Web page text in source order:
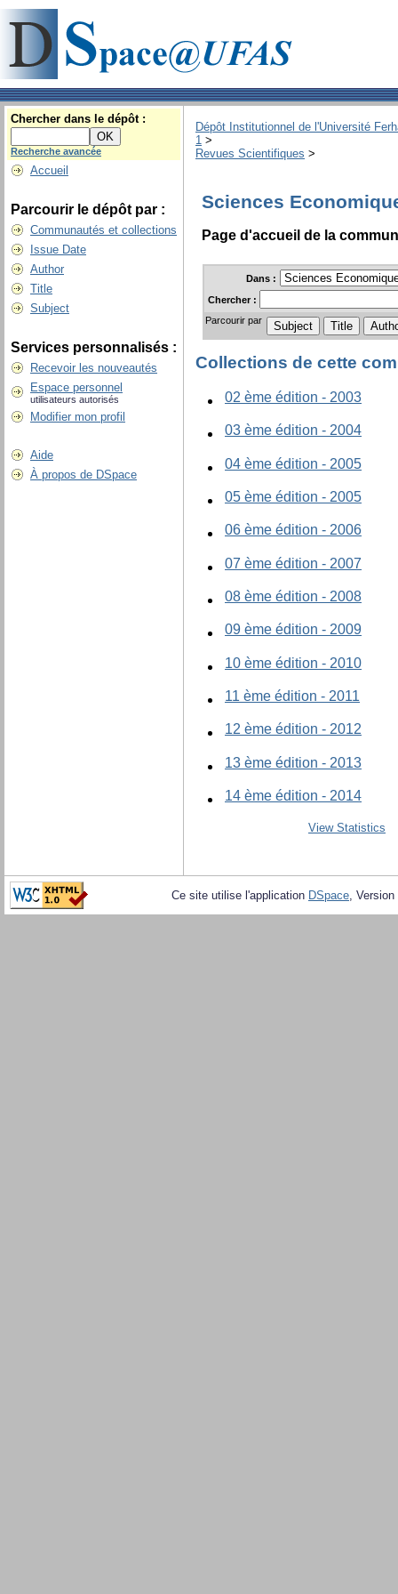
Chercher dans le dépôt :
Recherche avancée
Accueil
Parcourir le dépôt par :
Communautés et collections
Issue Date
Author
Title
Subject
Services personnalisés :
Recevoir les nouveautés
Espace personnel
utilisateurs autorisés
Modifier mon profil
Aide
À propos de DSpace
Dépôt Institutionnel de l'Université
1 >
Revues Scientifiques >
Sciences
Page d'accueil de la
Dans :
Chercher :
Parcourir par
Collections de cette
02 ème édition - 2003
03 ème édition - 2004
04 ème édition - 2005
05 ème édition - 2005
06 ème édition - 2006
07 ème édition - 2007
08 ème édition - 2008
09 ème édition - 2009
10 ème édition - 2010
11 ème édition - 2011
12 ème édition - 2012
13 ème édition - 2013
14 ème édition - 2014
View Statistics
Ce site utilise l'application DSpace,